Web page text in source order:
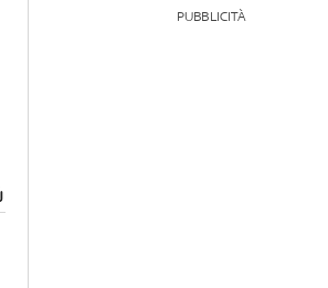
PUBBLICITÀ